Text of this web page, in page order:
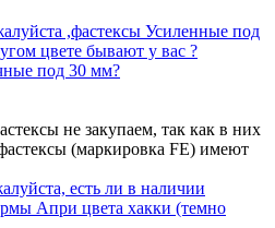
,фастексы Усиленные под
цвете бывают у вас ?
под 30 мм?
не закупаем, так как в них
(маркировка FE) имеют
есть ли в наличии
Апри цвета хакки (темно